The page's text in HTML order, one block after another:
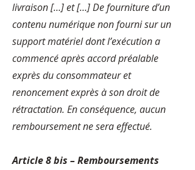
livraison […] et […] De fourniture d’un
contenu numérique non fourni sur un
support matériel dont l’exécution a
commencé après accord préalable
exprès du consommateur et
renoncement exprès à son droit de
rétractation. En conséquence, aucun
remboursement ne sera effectué.
Article 8 bis – Remboursements